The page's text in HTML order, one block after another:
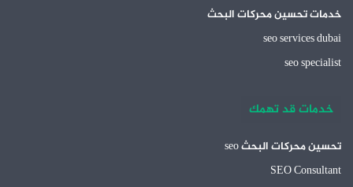
خدمات تحسين محركات البحث
seo services dubai
seo specialist
خدمات قد تهمك
تحسين محركات البحث seo
SEO Consultant